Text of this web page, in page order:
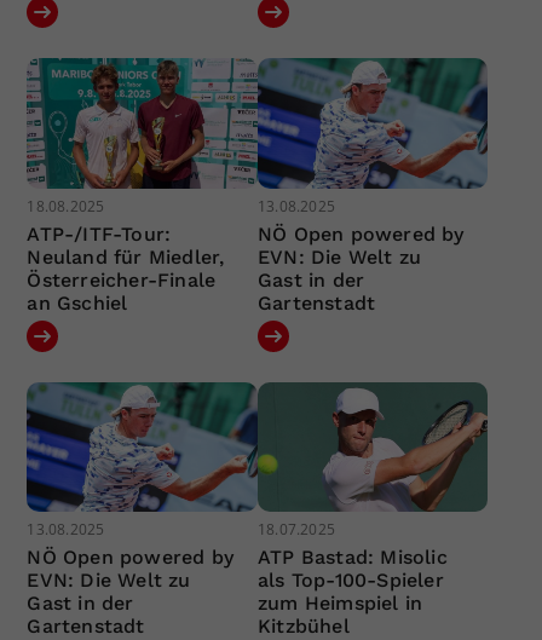
18.08.2025
ATP-/ITF-Tour:
Neuland für Miedler,
Österreicher-Finale
an Gschiel
13.08.2025
NÖ Open powered by
EVN: Die Welt zu
Gast in der
Gartenstadt
13.08.2025
NÖ Open powered by
EVN: Die Welt zu
Gast in der
Gartenstadt
18.07.2025
ATP Bastad: Misolic
als Top-100-Spieler
zum Heimspiel in
Kitzbühel